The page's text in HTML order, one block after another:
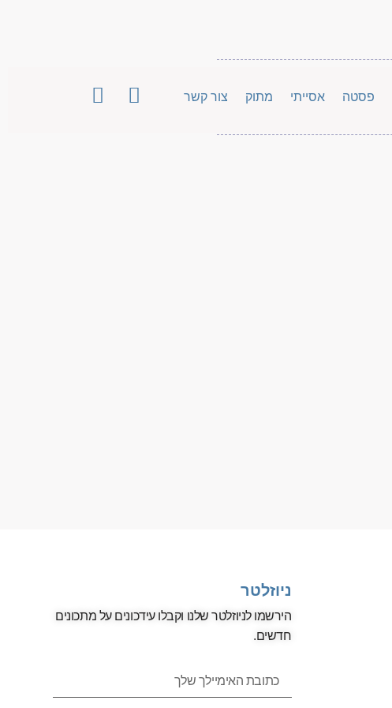
פסטה אסייתי מתוק צור קשר
ניוזלטר
הירשמו לניוזלטר שלנו וקבלו עידכונים על מתכונים
חדשים.